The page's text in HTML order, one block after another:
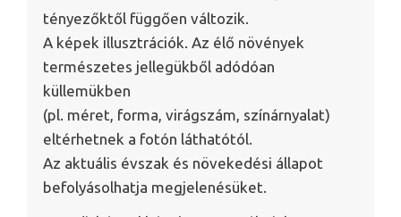
tényezőktől függően változik.
A képek illusztrációk. Az élő növények
természetes jellegükből adódóan
küllemükben
(pl. méret, forma, virágszám, színárnyalat)
eltérhetnek a fotón láthatótól.
Az aktuális évszak és növekedési állapot
befolyásolhatja megjelenésüket.